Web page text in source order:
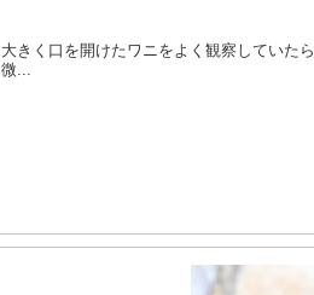
大きく口を開けたワニをよく観察していた
微...